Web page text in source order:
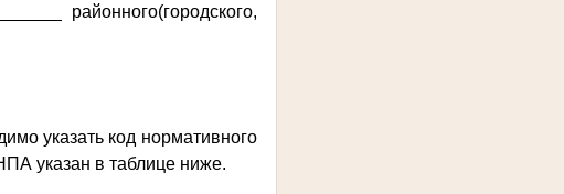
районного(городского,
указать код нормативного
указан в таблице ниже.